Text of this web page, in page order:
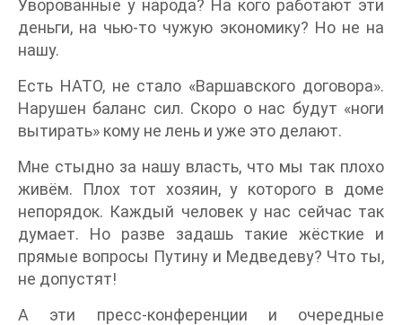
Уворованные у народа? На кого работают эти
деньги, на чью-то чужую экономику? Но не на
нашу.
Есть НАТО, не стало «Варшавского договора».
Нарушен баланс сил. Скоро о нас будут «ноги
вытирать» кому не лень и уже это делают.
Мне стыдно за нашу власть, что мы так плохо
живём. Плох тот хозяин, у которого в доме
непорядок. Каждый человек у нас сейчас так
думает. Но разве задашь такие жёсткие и
прямые вопросы Путину и Медведеву? Что ты,
не допустят!
А эти пресс-конференции и очередные